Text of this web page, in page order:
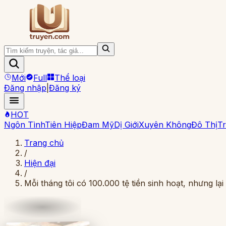
Mới Full
Thể loại
Đăng nhập Đăng ký
HOT
Ngôn TìnhTiên HiệpĐam MỹDị GiớiXuyên KhôngĐô Thị
Trang chủ
/
Hiện đại
/
Mỗi tháng tôi có 100.000 tệ tiền sinh hoạt, nhưng